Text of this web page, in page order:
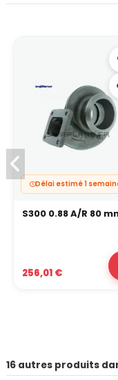
Délai estimé 1
S300 0.88 A/R 80
256,01 €
16 autres produits